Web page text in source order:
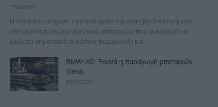
07/08/2026
Η Toyota επιταχύνει τη στρατηγική της στα υβριδικά οχήματα,
επενδύοντας σε μια νέα γενιά μπαταριών που φιλοδοξεί να
μειώσει σημαντικά το κόστος παραγωγής και...
BMW iX5: Ξεκινά η παραγωγή μπαταριών
Gen6
03/08/2026